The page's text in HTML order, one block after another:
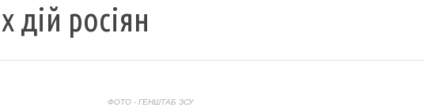
росіян
ФОТО - ГЕНШТАБ ЗСУ